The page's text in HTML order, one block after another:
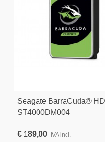
Seagate BarraCuda®
ST4000DM004
€ 189,00
IVA incl.